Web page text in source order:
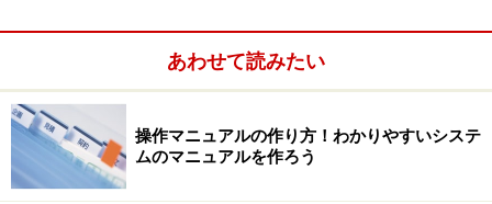
あわせて読みたい
操作マニュアルの作り方！わかりやすいシステ
ムのマニュアルを作ろう